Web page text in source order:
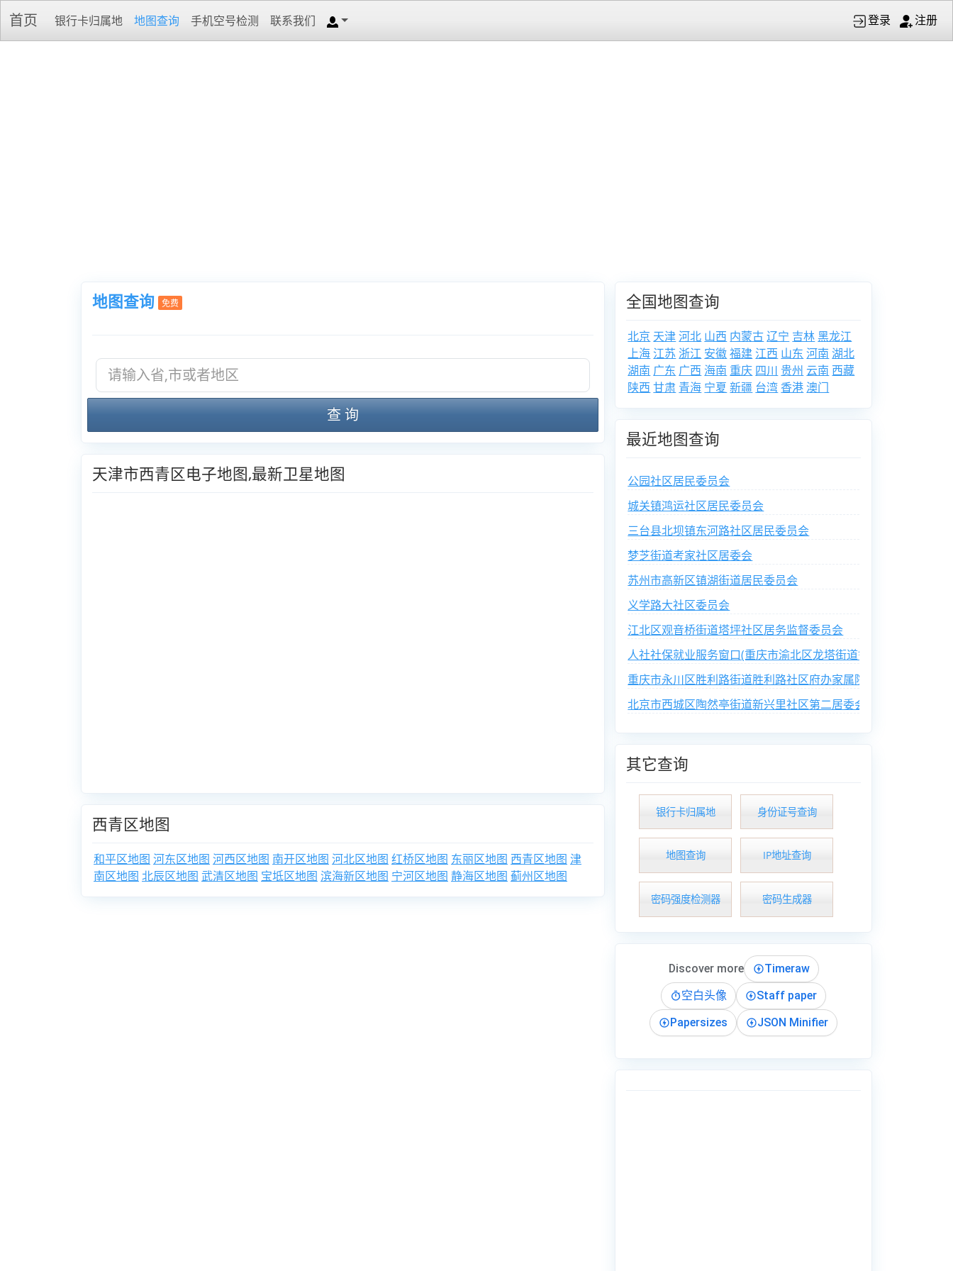
首页 银行卡归属地 地图查询 手机空号检测 联系我们 登录 注册
地图查询 免费
查 询
天津市西青区电子地图,最新卫星地图
西青区地图
和平区地图 河东区地图 河西区地图 南开区地图 河北区地图 红桥区地图 东丽区地图 西青区地图 津
南区地图 北辰区地图 武清区地图 宝坻区地图 滨海新区地图 宁河区地图 静海区地图 蓟州区地图
全国地图查询
北京 天津河北 山西 内蒙古辽宁 吉林黑龙江
上海 江苏 浙江 安徽福建 江西 山东 河南 湖北
湖南 广东 广西 海南 重庆 四川 贵州 云南 西藏
陕西 甘肃 青海 宁夏 新疆 台湾 香港 澳门
最近地图查询
公园社区居民委员会
城关镇鸿运社区居民委员会
三台县北坝镇东河路社区居民委员会
梦芝街道考家社区居委会
苏州市高新区镇湖街道居民委员会
义学路大社区委员会
江北区观音桥街道塔坪社区居务监督委员会
人社社保就业服务窗口(重庆市渝北区龙塔街道鲁能西路社区便民
重庆市永川区胜利路街道胜利路社区府办家属院业主委员会
北京市西城区陶然亭街道新兴里社区第二居委会
其它查询
银行卡归属地 身份证号查询
地图查询 IP地址查询
密码强度检测器 密码生成器
Discover more
Timeraw
空白头像
Staff paper
Papersizes
JSON Minifier